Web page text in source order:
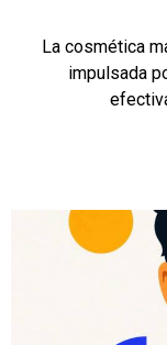
La cosmética
impulsada